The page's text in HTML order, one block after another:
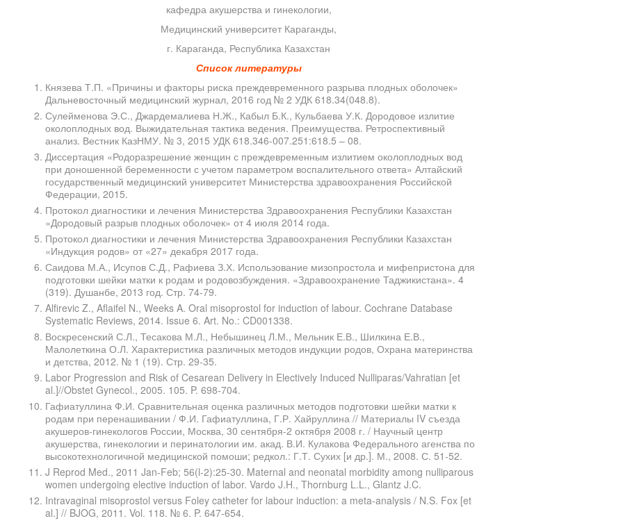
кафедра акушерства и гинекологии,
Медицинский университет Караганды,
г. Караганда, Республика Казахстан
Список литературы
Князева Т.П. «Причины и факторы риска преждевременного разрыва плодных оболочек»
Дальневосточный медицинский журнал, 2016 год № 2 УДК 618.34(048.8).
Сулейменова Э.С., Джардемалиева Н.Ж., Кабыл Б.К., Кульбаева У.К. Дородовое излитие
околоплодных вод. Выжидательная тактика ведения. Преимущества. Ретроспективный
анализ. Вестник КазНМУ. № 3, 2015 УДК 618.346-007.251:618.5 – 08.
Диссертация «Родоразрешение женщин с преждевременным излитием околоплодных вод
при доношенной беременности с учетом параметром воспалительного ответа» Алтайский
государственный медицинский университет Министерства здравоохранения Российской
Федерации, 2015.
Протокол диагностики и лечения Министерства Здравоохранения Республики Казахстан
«Дородовый разрыв плодных оболочек» от 4 июля 2014 года.
Протокол диагностики и лечения Министерства Здравоохранения Республики Казахстан
«Индукция родов» от «27» декабря 2017 года.
Саидова М.А., Исупов С.Д., Рафиева З.Х. Использование мизопростола и мифепристона для
подготовки шейки матки к родам и родовозбуждения. «Здравоохранение Таджикистана». 4
(319). Душанбе, 2013 год. Стр. 74-79.
Alfirevic Z., Aflaifel N., Weeks A. Oral misoprostol for induction of labour. Cochrane Database
Systematic Reviews, 2014. Issue 6. Art. No.: CD001338.
Воскресенский С.Л., Тесакова М.Л., Небышинец Л.М., Мельник Е.В., Шилкина Е.В.,
Малолеткина О.Л. Характеристика различных методов индукции родов, Охрана материнства
и детства, 2012. № 1 (19). Стр. 29-35.
Labor Progression and Risk of Cesarean Delivery in Electively Induced Nulliparas/Vahratian [et
al.]//Obstet Gynecol., 2005. 105. P. 698-704.
Гафиатуллина Ф.И. Сравнительная оценка различных методов подготовки шейки матки к
родам при перенашивании / Ф.И. Гафиатуллина, Г.Р. Хайруллина // Материалы IV съезда
акушеров-гинекологов России, Москва, 30 сентября-2 октября 2008 г. / Научный центр
акушерства, гинекологии и перинатологии им. акад. В.И. Кулакова Федерального агенства по
высокотехнологичной медицинской помоши; редкол.: Г.Т. Сухих [и др.]. М., 2008. С. 51-52.
J Reprod Med., 2011 Jan-Feb; 56(l-2):25-30. Maternal and neonatal morbidity among nulliparous
women undergoing elective induction of labor. Vardo J.H., Thornburg L.L., Glantz J.C.
Intravaginal misoprostol versus Foley catheter for labour induction: a meta-analysis / N.S. Fox [et
al.] // BJOG, 2011. Vol. 118. № 6. P. 647-654.